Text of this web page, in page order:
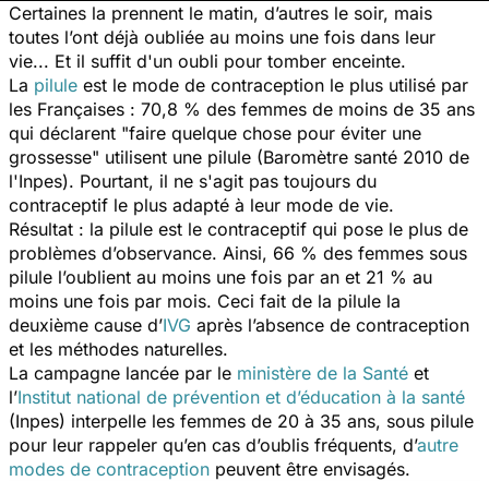
Certaines la prennent le matin, d’autres le soir, mais
toutes l’ont déjà oubliée au moins une fois dans leur
vie... Et il suffit d'un oubli pour tomber enceinte.
La pilule est le mode de contraception le plus utilisé par
les Françaises : 70,8 % des femmes de moins de 35 ans
qui déclarent "faire quelque chose pour éviter une
grossesse" utilisent une pilule (Baromètre santé 2010 de
l'Inpes). Pourtant, il ne s'agit pas toujours du
contraceptif le plus adapté à leur mode de vie.
Résultat : la pilule est le contraceptif qui pose le plus de
problèmes d’observance. Ainsi, 66 % des femmes sous
pilule l’oublient au moins une fois par an et 21 % au
moins une fois par mois. Ceci fait de la pilule la
deuxième cause d’IVG après l’absence de contraception
et les méthodes naturelles.
La campagne lancée par le ministère de la Santé et
l’Institut national de prévention et d’éducation à la santé
(Inpes) interpelle les femmes de 20 à 35 ans, sous pilule
pour leur rappeler qu’en cas d’oublis fréquents, d’autre
modes de contraception peuvent être envisagés.